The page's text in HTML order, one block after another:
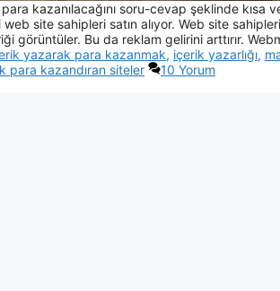
kazanılacağını soru-cevap şeklinde kısa
site sahipleri satın alıyor. Web site
görüntüler. Bu da reklam gelirini arttırır.
yazarak para kazanmak, içerik yazarlığı,
para kazandıran siteler
10 Yorum